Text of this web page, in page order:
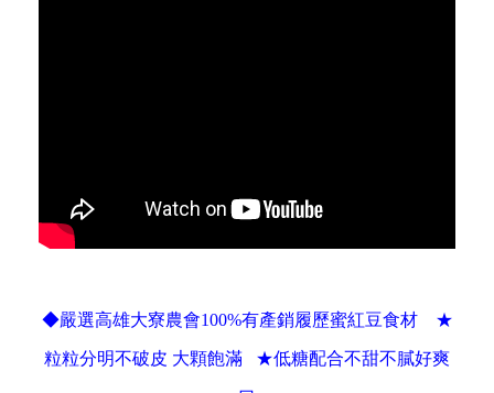
◆嚴選高雄大寮農會100%有產銷履歷蜜紅豆食材 ★
粒粒分明不破皮 大顆飽滿 ★低糖配合不甜不膩好爽